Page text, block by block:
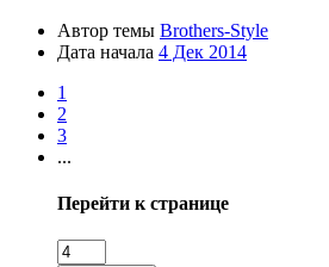
Автор темы Brothers-Style
Дата начала 4 Дек 2014
1
2
3
...
Перейти к странице